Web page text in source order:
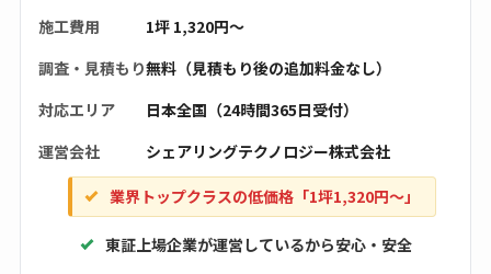
施工費用
1坪 1,320円〜
調査・見積もり無料（見積もり後の追加料金なし）
対応エリア
日本全国（24時間365日受付）
運営会社
シェアリングテクノロジー株式会社
業界トップクラスの低価格「1坪1,320円〜」
東証上場企業が運営しているから安心・安全